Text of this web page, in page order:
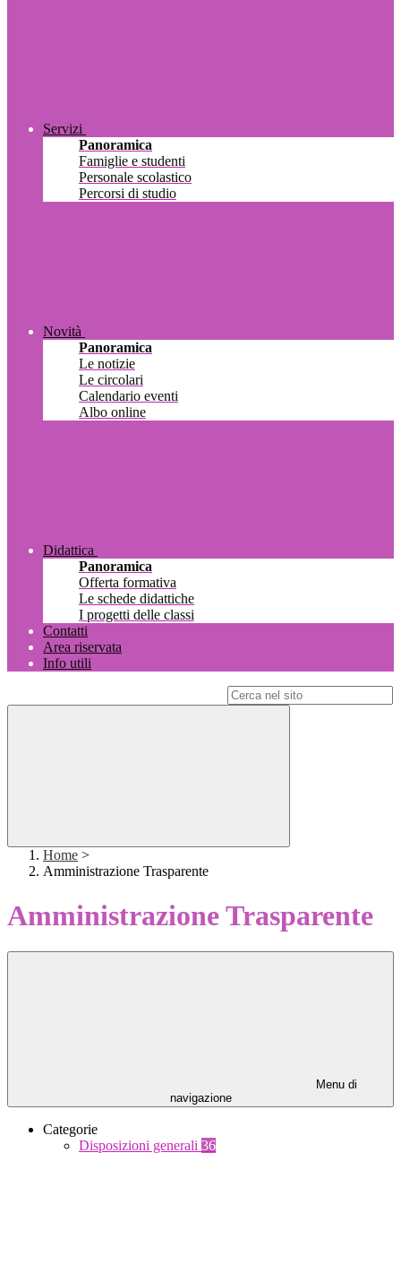
Servizi
Panoramica
Famiglie e studenti
Personale scolastico
Percorsi di studio
Novità
Panoramica
Le notizie
Le circolari
Calendario eventi
Albo online
Didattica
Panoramica
Offerta formativa
Le schede didattiche
I progetti delle classi
Contatti
Area riservata
Info utili
Home >
Amministrazione Trasparente
Amministrazione Trasparente
Menu di
navigazione
Categorie
Disposizioni generali 36